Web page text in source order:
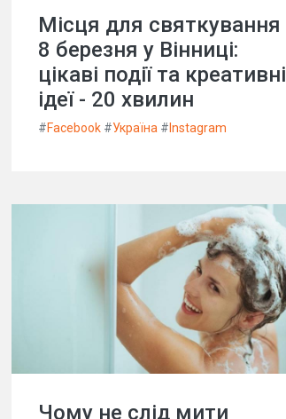
Місця для святкування
8 березня у Вінниці:
цікаві події та креативні
ідеї - 20 хвилин
#Facebook #Україна # Instagram
Чому не слід мити